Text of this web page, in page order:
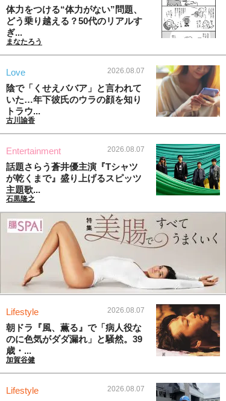
体力をつける“体力がない”問題、
どう乗り越える？50代のリアルす
ぎ...
まなたろう
Love 2026.08.07
陰で「くせえババア」と言われて
いた…年下彼氏のウラの顔を知り
トラウ...
古川諭香
Entertainment 2026.08.07
話題さらう蒼井優主演『Tシャツ
が乾くまで』盛り上げるスピッツ
主題歌...
石黒隆之
Lifestyle 2026.08.07
朝ドラ『風、薫る』で「病人役な
のに色気がダダ漏れ」と騒然。39
歳・...
加賀谷健
Lifestyle 2026.08.07